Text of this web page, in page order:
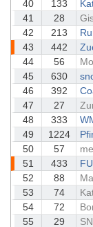
40
133
41
28
42
213
43
442
44
56
45
630
46
392
47
27
48
333
49
1224
50
57
51
433
52
88
53
74
54
72
55
29